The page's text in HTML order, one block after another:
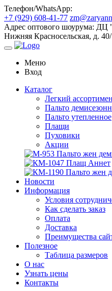
Телефон/WhatsApp:
+7 (929) 608-41-77
Адрес оптового шоурума: ДЦ
Нижняя Красносельская, д.
Меню
Вход
Каталог
Легкий
Пальто
Пальто утепленное
Плащи
Пуховики
Акции
Новости
Информация
Условия
Как сделать заказ
Оплата
Доставка
Преимущества
Полезное
Таблица размеров
О нас
Узнать цены
Контакты